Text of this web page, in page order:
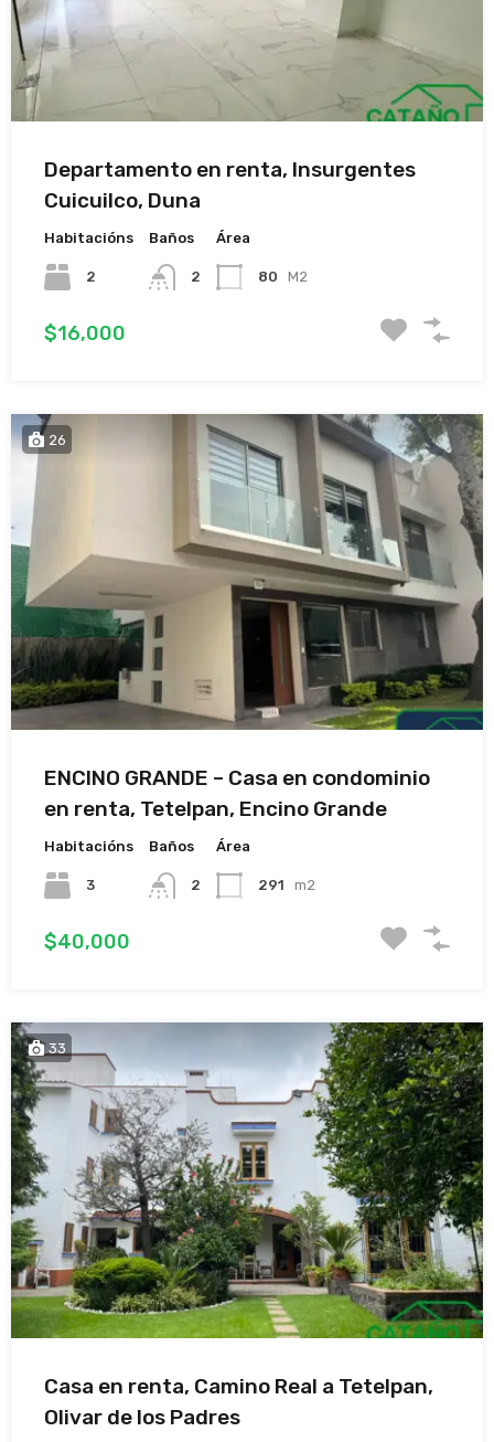
Departamento en renta, Insurgentes
Cuicuilco, Duna
Habitacións
2
Baños
2
Área
80 M2
$16,000
26
ENCINO GRANDE – Casa en condominio
en renta, Tetelpan, Encino Grande
Habitacións
3
Baños
2
Área
291 m2
$40,000
33
Casa en renta, Camino Real a Tetelpan,
Olivar de los Padres